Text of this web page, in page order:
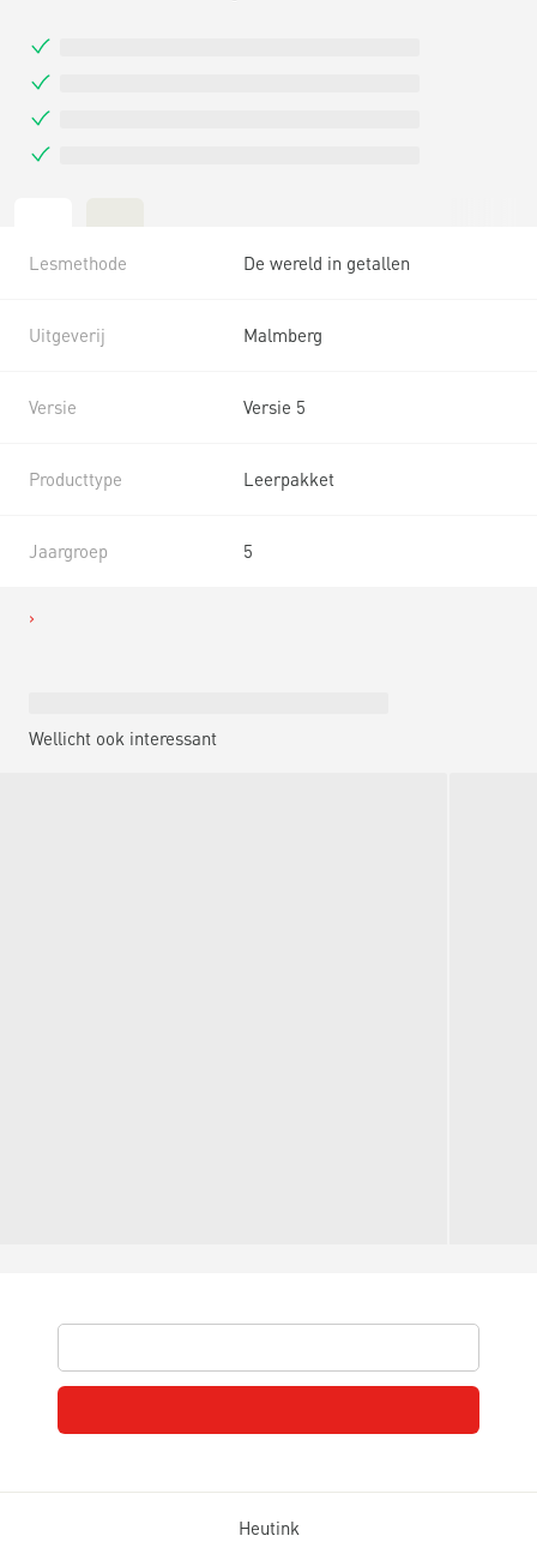
Lesmethode De wereld in getallen
Uitgeverij Malmberg
Versie Versie 5
Producttype Leerpakket
Jaargroep 5
Wellicht ook interessant
Heutink